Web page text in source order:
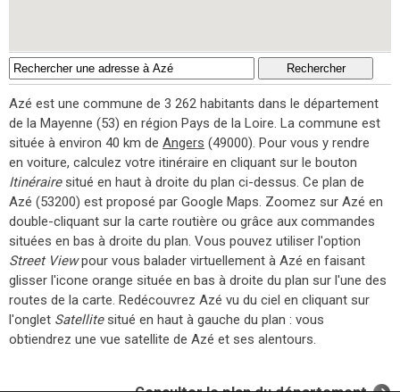
Azé est une commune de 3 262 habitants dans le département
de la Mayenne (53) en région Pays de la Loire. La commune est
située à environ 40 km de Angers (49000). Pour vous y rendre
en voiture, calculez votre itinéraire en cliquant sur le bouton
Itinérairesitué en haut à droite du plan ci-dessus. Ce plan de
Azé (53200) est proposé par Google Maps. Zoomez sur Azé en
double-cliquant sur la carte routière ou grâce aux commandes
situées en bas à droite du plan. Vous pouvez utiliser l'option
Street Viewpour vous balader virtuellement à Azé en faisant
glisser l'icone orange située en bas à droite du plan sur l'une des
routes de la carte. Redécouvrez Azé vu du ciel en cliquant sur
l'onglet Satellitesitué en haut à gauche du plan : vous
obtiendrez une vue satellite de Azé et ses alentours.